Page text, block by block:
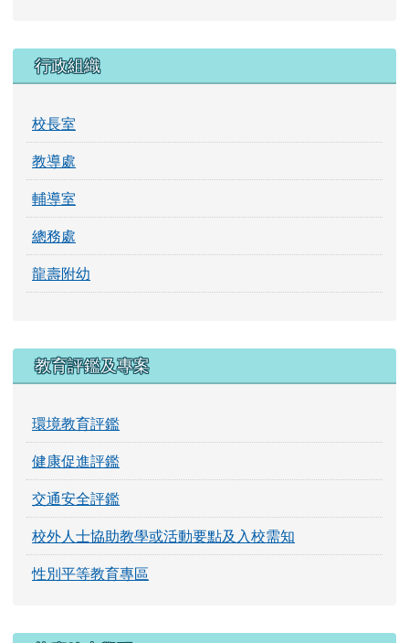
行政組織
校長室
教導處
輔導室
總務處
龍壽附幼
教育評鑑及專案
環境教育評鑑
健康促進評鑑
交通安全評鑑
校外人士協助教學或活動要點及入校需知
性別平等教育專區